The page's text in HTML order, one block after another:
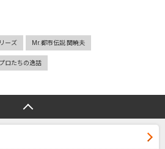
ーズ Mr.都市伝説 関暁夫
プロたちの逸話